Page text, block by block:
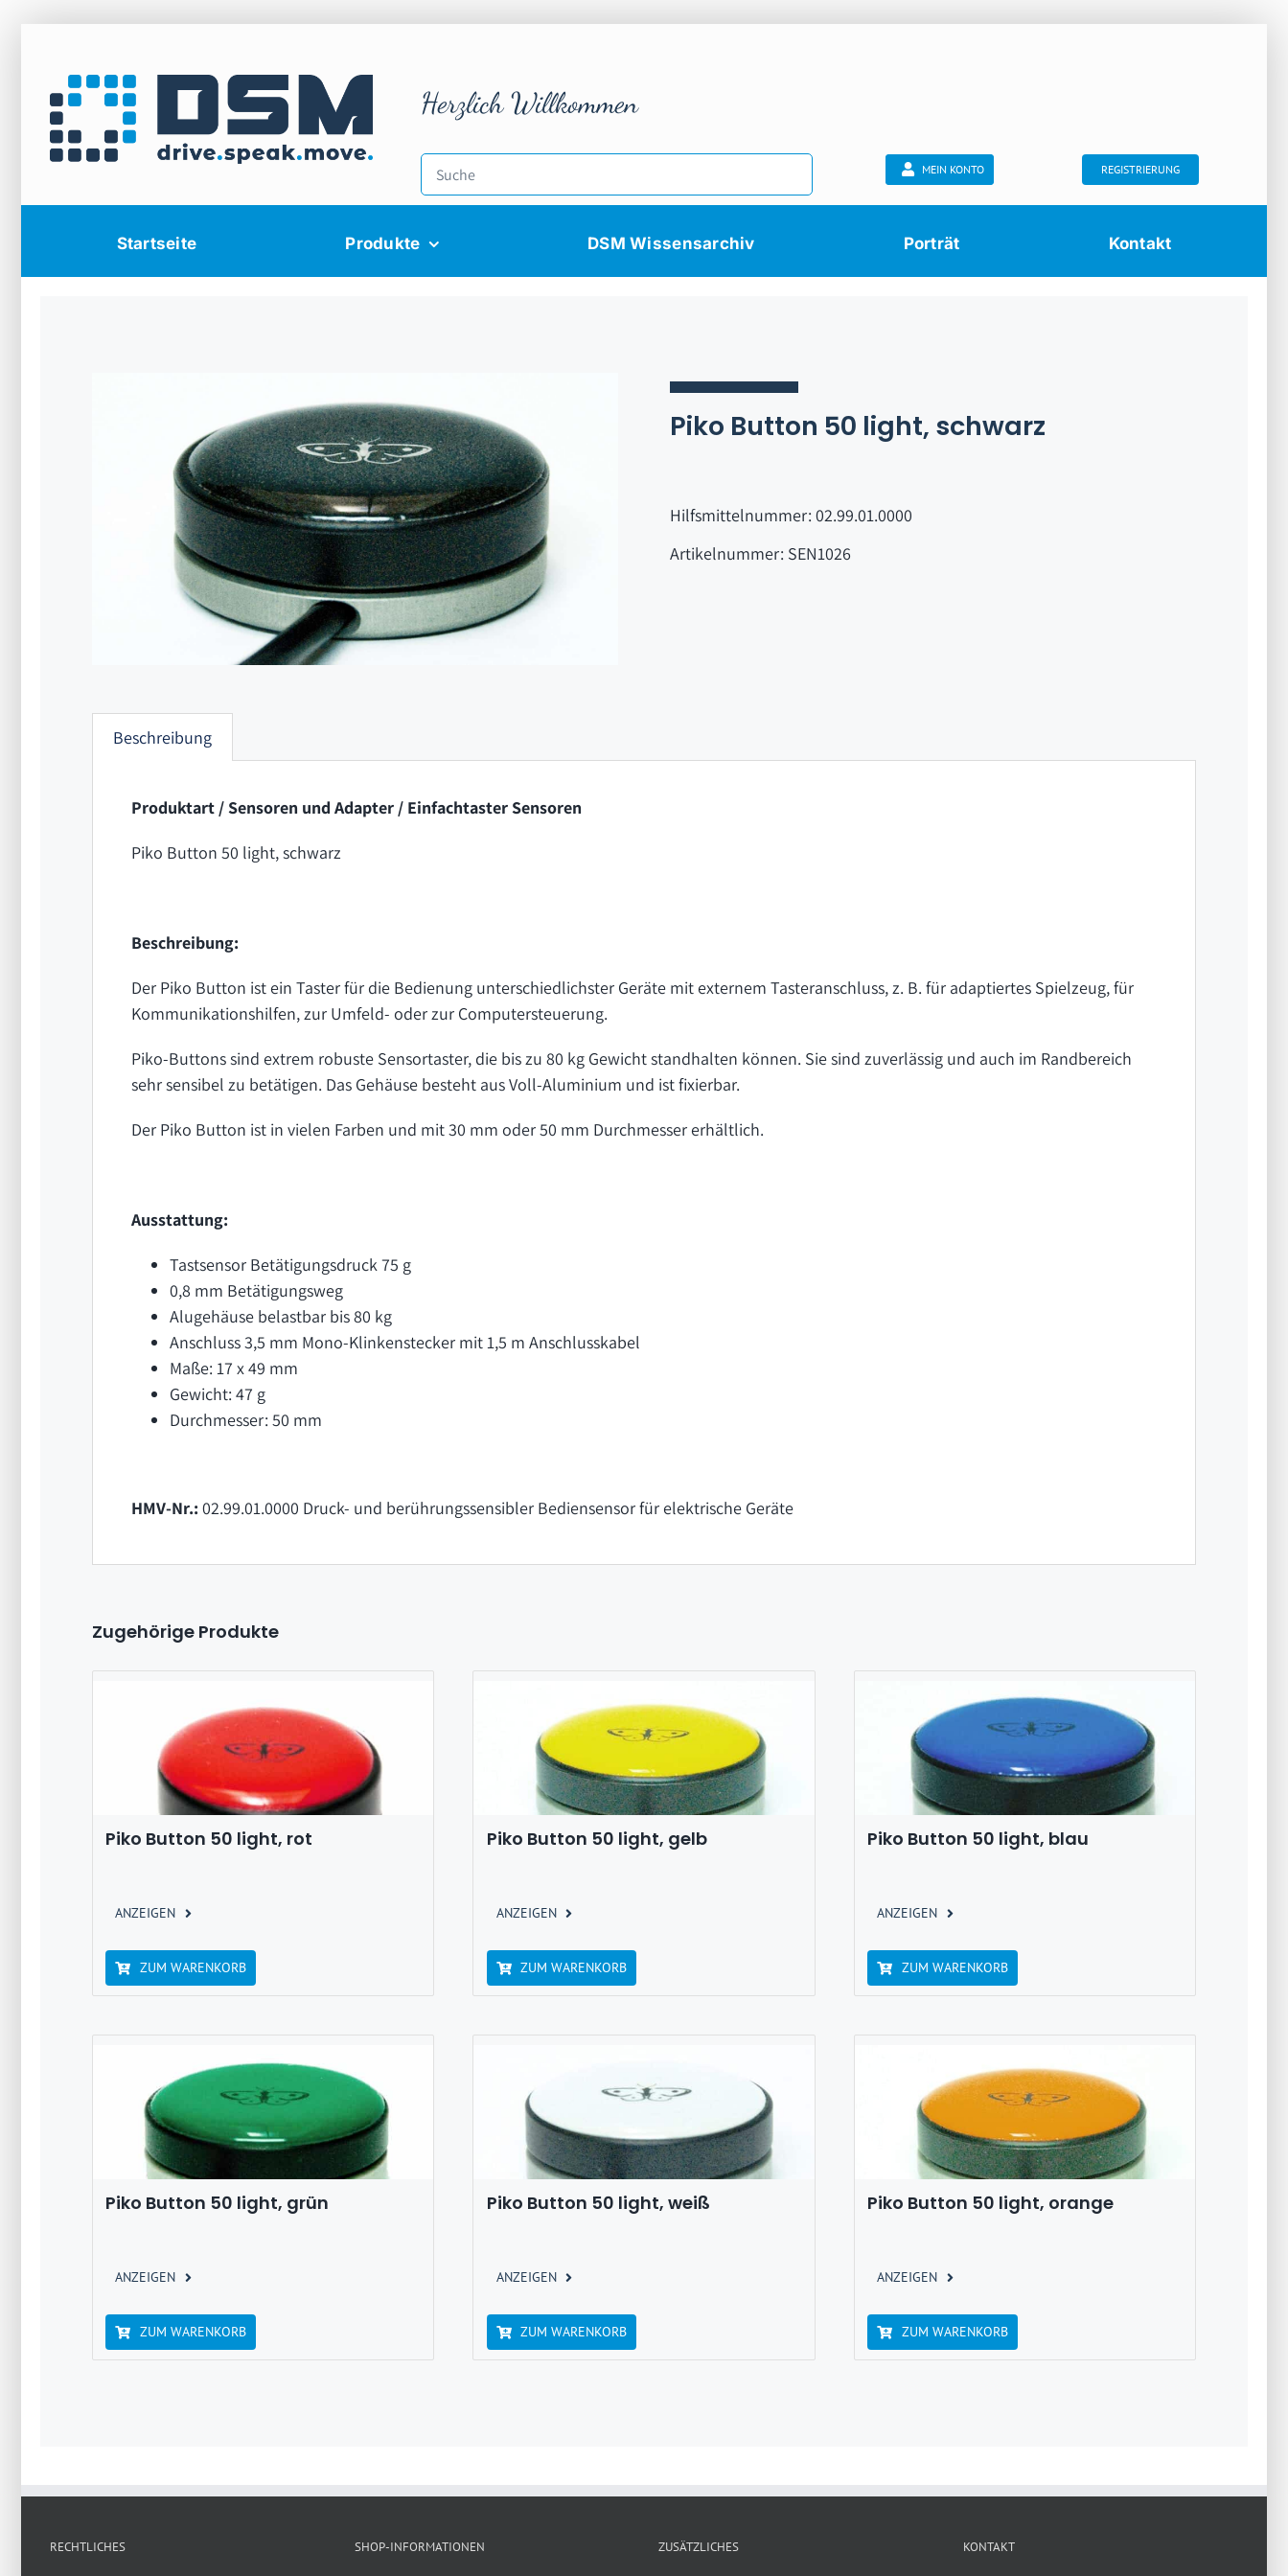
Herzlich Willkommen
MEIN KONTO REGISTRIERUNG
Startseite Produkte DSM Wissensarchiv Porträt Kontakt
Piko Button 50 light, schwarz
Hilfsmittelnummer: 02.99.01.0000
Artikelnummer: SEN1026
Beschreibung
Produktart / Sensoren und Adapter / Einfachtaster Sensoren
Piko Button 50 light, schwarz
Beschreibung:
Der Piko Button ist ein Taster für die Bedienung unterschiedlichster Geräte mit externem Tasteranschluss, z. B. für adaptiertes Spielzeug, für
Kommunikationshilfen, zur Umfeld- oder zur Computersteuerung.
Piko-Buttons sind extrem robuste Sensortaster, die bis zu 80 kg Gewicht standhalten können. Sie sind zuverlässig und auch im Randbereich
sehr sensibel zu betätigen. Das Gehäuse besteht aus Voll-Aluminium und ist fixierbar.
Der Piko Button ist in vielen Farben und mit 30 mm oder 50 mm Durchmesser erhältlich.
Ausstattung:
Tastsensor Betätigungsdruck 75 g
0,8 mm Betätigungsweg
Alugehäuse belastbar bis 80 kg
Anschluss 3,5 mm Mono-Klinkenstecker mit 1,5 m Anschlusskabel
Maße: 17 x 49 mm
Gewicht: 47 g
Durchmesser: 50 mm
HMV-Nr.: 02.99.01.0000 Druck- und berührungssensibler Bediensensor für elektrische Geräte
Zugehörige Produkte
Piko Button 50 light, rot
ANZEIGEN
ZUM WARENKORB
Piko Button 50 light, gelb
ANZEIGEN
ZUM WARENKORB
Piko Button 50 light, blau
ANZEIGEN
ZUM WARENKORB
Piko Button 50 light, grün
ANZEIGEN
ZUM WARENKORB
Piko Button 50 light, weiß
ANZEIGEN
ZUM WARENKORB
Piko Button 50 light, orange
ANZEIGEN
ZUM WARENKORB
RECHTLICHES SHOP-INFORMATIONEN ZUSÄTZLICHES KONTAKT